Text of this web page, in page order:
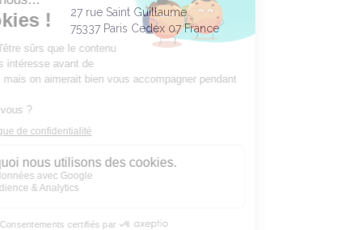
27 rue Saint Guillaume
75337 Paris Cedex 07 France